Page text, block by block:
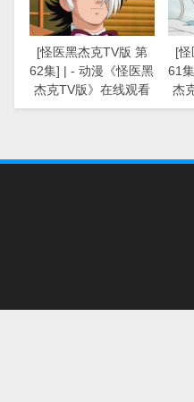
[怪医黑杰克TV版 第
62集] | - 动漫《怪医黑
杰克TV版》在线观看
[
61
杰